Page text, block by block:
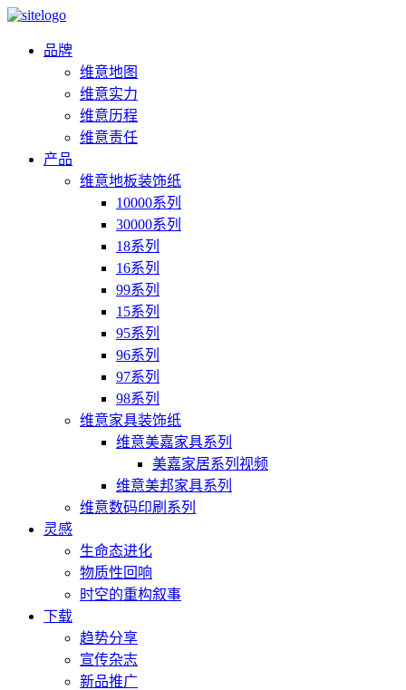
品牌
维意地图
维意实力
维意历程
维意责任
产品
维意地板装饰纸
10000系列
30000系列
18系列
16系列
99系列
15系列
95系列
96系列
97系列
98系列
维意家具装饰纸
维意美嘉家具系列
美嘉家居系列视频
维意美邦家具系列
维意数码印刷系列
灵感
生命态进化
物质性回响
时空的重构叙事
下载
趋势分享
宣传杂志
新品推广